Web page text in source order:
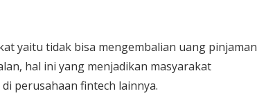
yaitu tidak bisa mengembalian uang pinjaman
hal ini yang menjadikan masyarakat
perusahaan fintech lainnya.